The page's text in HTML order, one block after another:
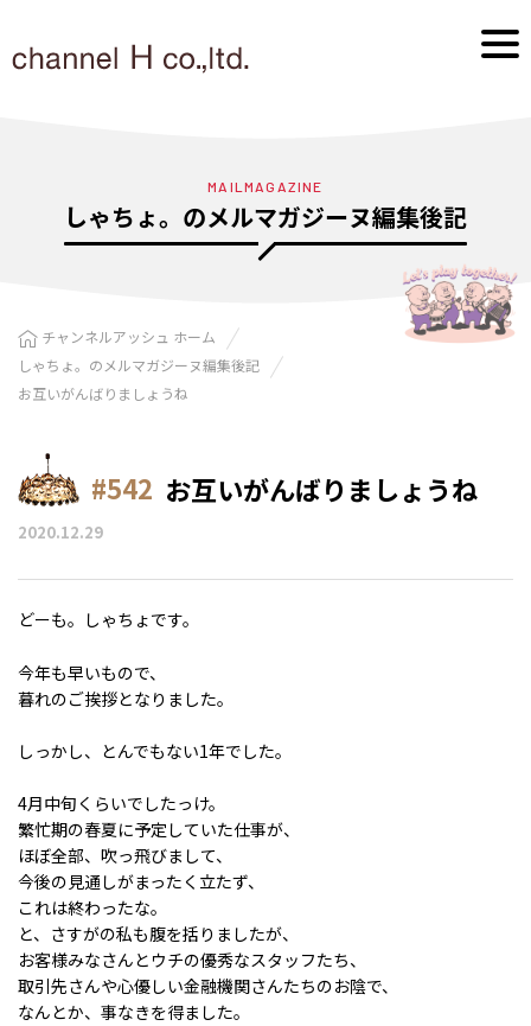
MAILMAGAZINE
しゃちょ。のメルマガジーヌ編集後記
チャンネルアッシュ ホーム
しゃちょ。のメルマガジーヌ編集後記
お互いがんばりましょうね
#542 お互いがんばりましょうね
2020.12.29
どーも。しゃちょです。
今年も早いもので、
暮れのご挨拶となりました。
しっかし、とんでもない1年でした。
4月中旬くらいでしたっけ。
繁忙期の春夏に予定していた仕事が、
ほぼ全部、吹っ飛びまして、
今後の見通しがまったく立たず、
これは終わったな。
と、さすがの私も腹を括りましたが、
お客様みなさんとウチの優秀なスタッフたち、
取引先さんや心優しい金融機関さんたちのお陰で、
なんとか、事なきを得ました。